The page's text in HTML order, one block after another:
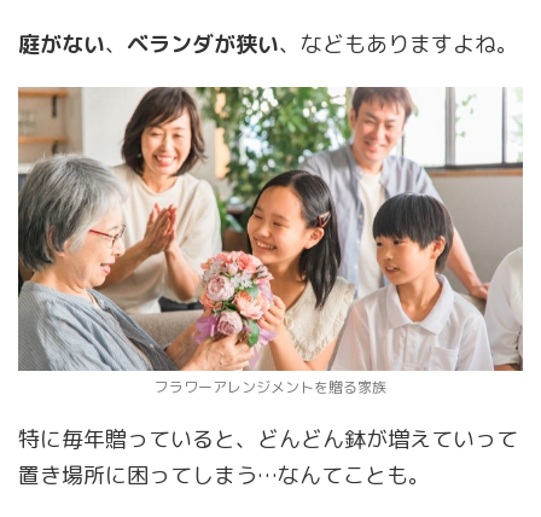
庭がない、 ベランダが狭い、などもありますよね。
フラワーアレンジメントを贈る家族
特に毎年贈っていると、どんどん鉢が増えていって
置き場所に困ってしまう…なんてことも。